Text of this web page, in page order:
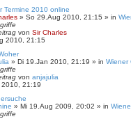
Termine 2010 online
» So 29.Aug 2010, 21:15 » in
von Sir Charles
2010, 21:15
» Di 19.Jan 2010, 21:19 » in Wiener
von anjajulia
2010, 21:19
» Mi 19.Aug 2009, 20:02 » in